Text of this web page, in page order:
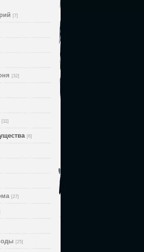
[7]
[32]
[11]
[6]
[27]
[25]